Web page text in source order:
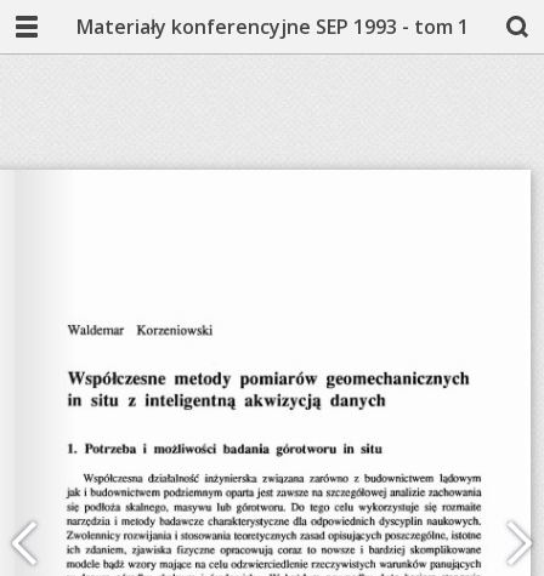
Materiały konferencyjne SEP 1993 - tom 1